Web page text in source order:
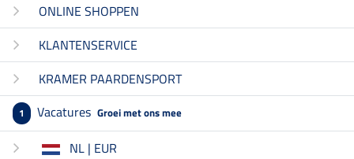
ONLINE SHOPPEN
KLANTENSERVICE
KRAMER PAARDENSPORT
1 Vacatures Groei met ons mee
NL | EUR